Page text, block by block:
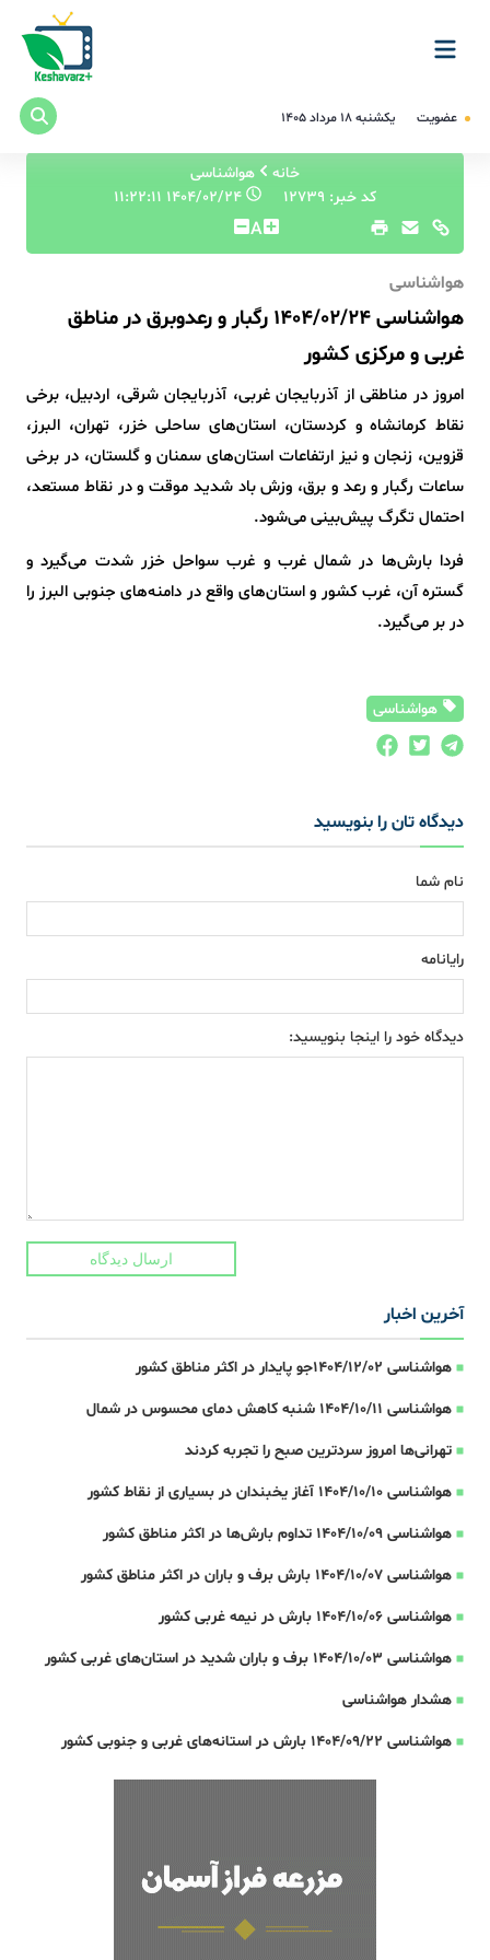
عضویت یکشنبه ۱۸ مرداد ۱۴۰۵
خانه
هواشناسی
کد خبر: 12739
۱۴۰۴/۰۲/۲۴ ۱۱:۲۲:۱۱
A
هواشناسی
هواشناسی 1404/02/24 رگبار و رعدوبرق در مناطق
غربی و مرکزی کشور
امروز در مناطقی از آذربایجان غربی، آذربایجان شرقی، اردبیل، برخی
نقاط کرمانشاه و کردستان، استان‌های ساحلی خزر، تهران، البرز،
قزوین، زنجان و نیز ارتفاعات استان‌های سمنان و گلستان، در برخی
ساعات رگبار و رعد و برق، وزش باد شدید موقت و در نقاط مستعد،
احتمال تگرگ پیش‌بینی می‌شود.
فردا بارش‌ها در شمال غرب و غرب سواحل خزر شدت می‌گیرد و
گستره آن، غرب کشور و استان‌های واقع در دامنه‌های جنوبی البرز را
در بر می‌گیرد.
هواشناسی
دیدگاه تان را بنویسید
نام شما
رایانامه
دیدگاه خود را اینجا بنویسید:
ارسال دیدگاه
آخرین اخبار
هواشناسی 1404/12/02جو پایدار در اکثر مناطق کشور
هواشناسی 1404/10/11 شنبه کاهش دمای محسوس در شمال
تهرانی‌ها امروز سردترین صبح را تجربه کردند
هواشناسی 1404/10/10 آغاز یخبندان در بسیاری از نقاط کشور
هواشناسی 1404/10/09 تداوم بارش‌ها در اکثر مناطق کشور
هواشناسی 1404/10/07 بارش برف و باران در اکثر مناطق کشور
هواشناسی 1404/10/06 بارش در نیمه غربی کشور
هواشناسی 1404/10/03 برف و باران شدید در استان‌های غربی کشور
هشدار هواشناسی
هواشناسی 1404/09/22 بارش در استانه‌های غربی و جنوبی کشور